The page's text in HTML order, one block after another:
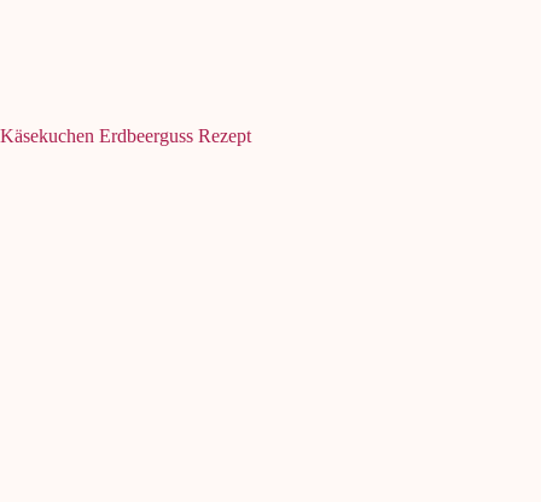
Käsekuchen Erdbeerguss Rezept